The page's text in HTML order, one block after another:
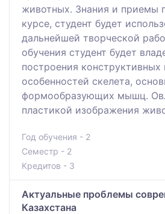
животных. Знания и приемы
курсе, студент будет
дальнейшей творческой
обучения студент будет
построения конструктивных
особенностей скелета,
формообразующих мышц.
пластикой изображения
Год обучения - 2
Семестр - 2
Кредитов - 3
Актуальные проблемы
Казахстана